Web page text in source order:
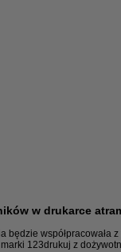
w drukarce
będzie
123drukuj z